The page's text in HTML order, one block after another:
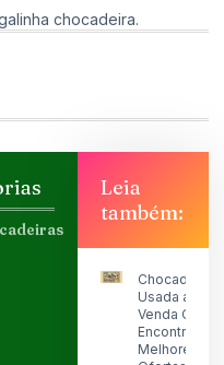
chocadeira.
Leia
também:
Chocadeira
Usada a
Venda OLX:
Encontre as
Melhores